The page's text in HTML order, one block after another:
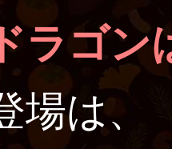
ラゴン
場は、